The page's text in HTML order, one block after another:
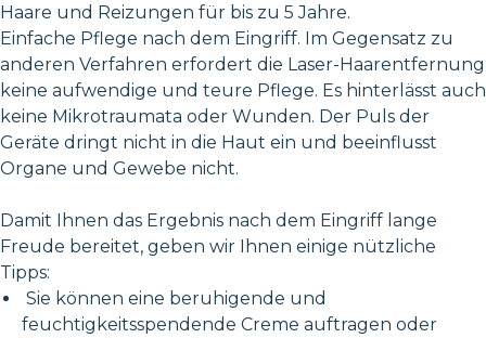
Haare und Reizungen für bis zu 5 Jahre.
Einfache Pflege nach dem Eingriff. Im Gegensatz zu
anderen Verfahren erfordert die Laser-Haarentfernung
keine aufwendige und teure Pflege. Es hinterlässt auch
keine Mikrotraumata oder Wunden. Der Puls der
Geräte dringt nicht in die Haut ein und beeinflusst
Organe und Gewebe nicht.
Damit Ihnen das Ergebnis nach dem Eingriff lange
Freude bereitet, geben wir Ihnen einige nützliche
Tipps:
Sie können eine beruhigende und
feuchtigkeitsspendende Creme auftragen oder